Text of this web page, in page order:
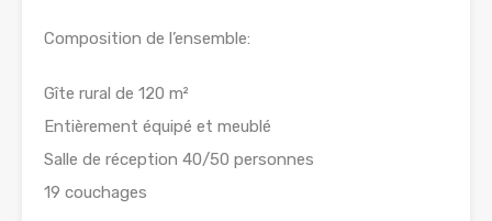
Composition de l’ensemble:
Gîte rural de 120 m²
Entièrement équipé et meublé
Salle de réception 40/50 personnes
19 couchages